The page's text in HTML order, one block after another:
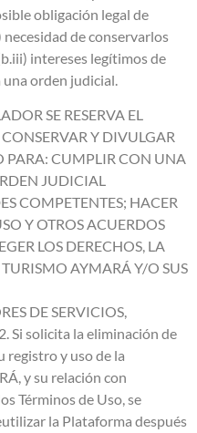
obligación legal de
de conservarlos
intereses legítimos de
una orden judicial.
SE RESERVA EL
Y DIVULGAR
PARA: CUMPLIR CON UNA
JUDICIAL
COMPETENTES; HACER
Y OTROS ACUERDOS
LOS DERECHOS, LA
AYMARÁ Y/O SUS
DE SERVICIOS,
Si solicita la eliminación de
registro y uso de la
y su relación con
Términos de Uso, se
la Plataforma después